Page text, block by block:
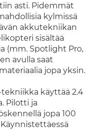
asti. Pidemmät
kylmissä
akkutekniikan
sisältää
(mm. Spotlight Pro,
avulla saat
jopa yksin.
käyttää 2.4
Pilotti ja
jopa 100